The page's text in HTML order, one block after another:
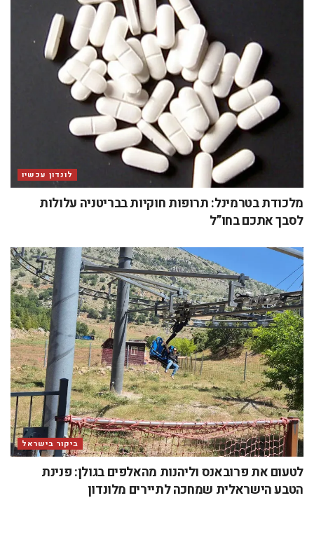
לונדון עכשיו
מלכודת בטרמינל: תרופות חוקיות בבריטניה עלולות
לסבך אתכם בחו”ל
ביקור בישראל
לטעום את פרובאנס וליהנות מהאלפים בגולן: פנינת
הטבע הישראלית שמחכה לתיירים מלונדון